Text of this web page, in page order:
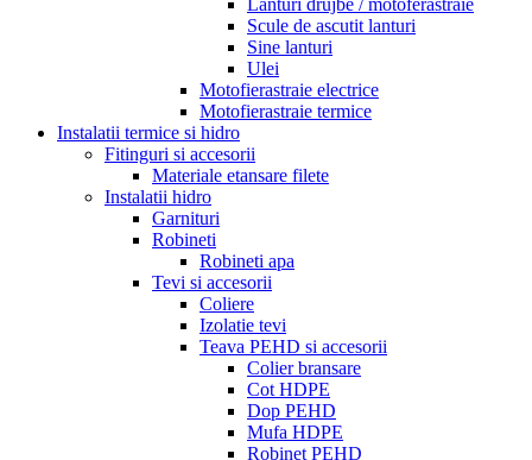
Lanturi drujbe / motoferastraie
Scule de ascutit lanturi
Sine lanturi
Ulei
Motofierastraie electrice
Motofierastraie termice
Instalatii termice si hidro
Fitinguri si accesorii
Materiale etansare filete
Instalatii hidro
Garnituri
Robineti
Robineti apa
Tevi si accesorii
Coliere
Izolatie tevi
Teava PEHD si accesorii
Colier bransare
Cot HDPE
Dop PEHD
Mufa HDPE
Robinet PEHD